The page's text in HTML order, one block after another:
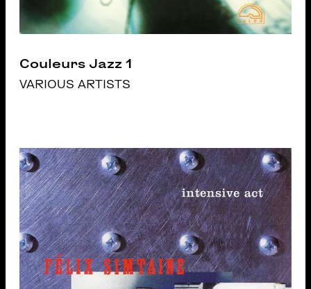
Couleurs Jazz 1
VARIOUS ARTISTS